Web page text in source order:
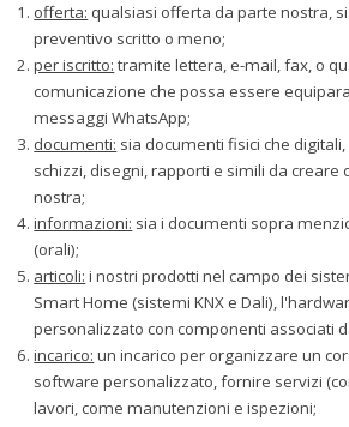
offerta: qualsiasi offerta da parte nostra,
preventivo scritto o meno;
per iscritto: tramite lettera, e-mail, fax, o
comunicazione che possa essere
messaggi WhatsApp;
documenti: sia documenti fisici che
schizzi, disegni, rapporti e simili da creare
nostra;
informazioni: sia i documenti sopra
(orali);
articoli: i nostri prodotti nel campo dei
Smart Home (sistemi KNX e Dali),
personalizzato con componenti associati
incarico: un incarico per organizzare un
software personalizzato, fornire servizi
lavori, come manutenzioni e ispezioni;